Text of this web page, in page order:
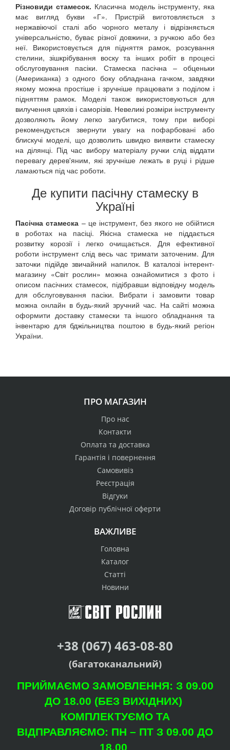
Різновиди стамесок. Класична модель інструменту, яка
має вигляд букви «Г». Пристрій виготовляється з
нержавіючої сталі або чорного металу і відрізняється
універсальністю, буває різної довжини, з ручкою або без
неї. Використовується для підняття рамок, розсування
стелини, зішкрібування воску та інших робіт в процесі
обслуговування пасіки. Стамеска пасічна – обценьки
(Американка) з одного боку обладнана гачком, завдяки
якому можна простіше і зручніше працювати з поділом і
підняттям рамок. Моделі також використовуються для
вилучення цвяхів і саморізів. Невеликі розміри інструменту
дозволяють йому легко загубитися, тому при виборі
рекомендується звернути увагу на пофарбовані або
блискучі моделі, що дозволить швидко виявити стамеску
на ділянці. Під час вибору матеріалу ручки слід віддати
перевагу дерев'яним, які зручніше лежать в руці і рідше
ламаються під час роботи.
Де купити пасічну стамеску в
Україні
Пасічна стамеска – це інструмент, без якого не обійтися
в роботах на пасіці. Якісна стамеска не піддається
розвитку корозії і легко очищається. Для ефективної
роботи інструмент слід весь час тримати заточеним. Для
заточки підійде звичайний напилок. В каталозі інтерент-
магазину «Світ рослин» можна ознайомитися з фото і
описом пасічних стамесок, підібравши відповідну модель
для обслуговування пасіки. Вибрати і замовити товар
можна онлайн в будь-який зручний час. На сайті можна
оформити доставку стамески та іншого обладнання та
інвентарю для бджільництва поштою в будь-який регіон
України.
ПРО МАГАЗИН
Про нас
Контакти
Оплата та доставка
Гарантія і повернення
Самовивіз
Реєстрація
Відгуки
Договір публічної оферти
ВАЖЛИВЕ
Головна
Каталог
Статті
Новини
+38 (067) 463-08-80
(багатоканальний)
ПРИЙМАЄМО ЗАМОВЛЕННЯ: З 09.00
ДО 18.00 (БЕЗ ВИХІДНИХ)
КОМПЛЕКТУЄМО ТА
ВІДПРАВЛЯЄМО: ПН – ПТ З 09.00 ДО